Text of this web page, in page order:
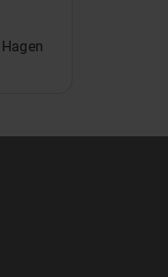
Hagen